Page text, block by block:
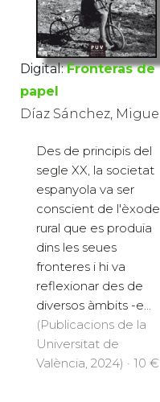
Digital: Fronteras de
papel
Díaz Sánchez, Miguel
Des de principis del
segle XX, la societat
espanyola va ser
conscient de l'èxode
rural que es produïa
dins les seues
fronteres i hi va
reflexionar des de
diversos àmbits -e...
(Publicacions de la
Universitat de
València, 2024) · 10 €